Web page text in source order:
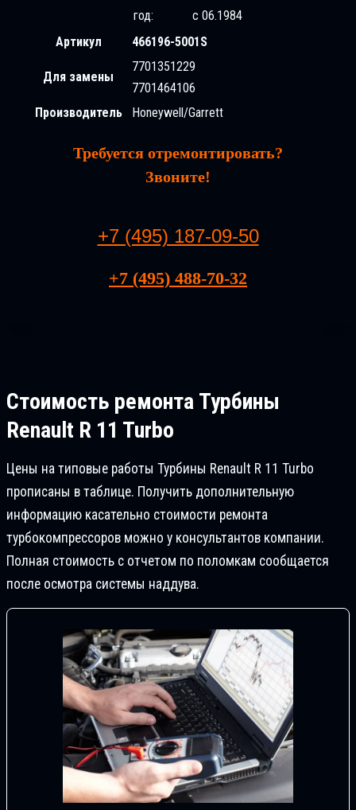
год:
с 06.1984
Артикул
466196-5001S
Для замены
7701351229
7701464106
Производитель
Honeywell/Garrett
Требуется отремонтировать?
Звоните!
+7 (495) 187-09-50
+7 (495) 488-70-32
Стоимость ремонта Турбины
Renault R 11 Turbo
Цены на типовые работы Турбины Renault R 11 Turbo
прописаны в таблице. Получить дополнительную
информацию касательно стоимости ремонта
турбокомпрессоров можно у консультантов компании.
Полная стоимость с отчетом по поломкам сообщается
после осмотра системы наддува.